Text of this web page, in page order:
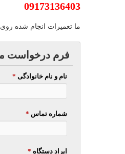
09173136403
ما تعمیرات انجام شده
فرم درخواست
نام و نام خانوادگی *
شماره تماس *
ایراد دستگاه *